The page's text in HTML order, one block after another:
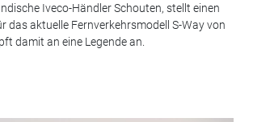
Iveco-Händler Schouten, stellt einen
das aktuelle Fernverkehrsmodell S-Way von
damit an eine Legende an.